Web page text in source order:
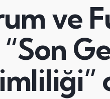
ve
“Son